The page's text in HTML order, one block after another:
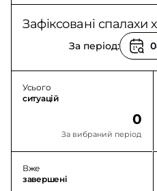
Зафіксовані спалахи
За період:
Усього
ситуацій
0
За вибраний період
Вже
завершені